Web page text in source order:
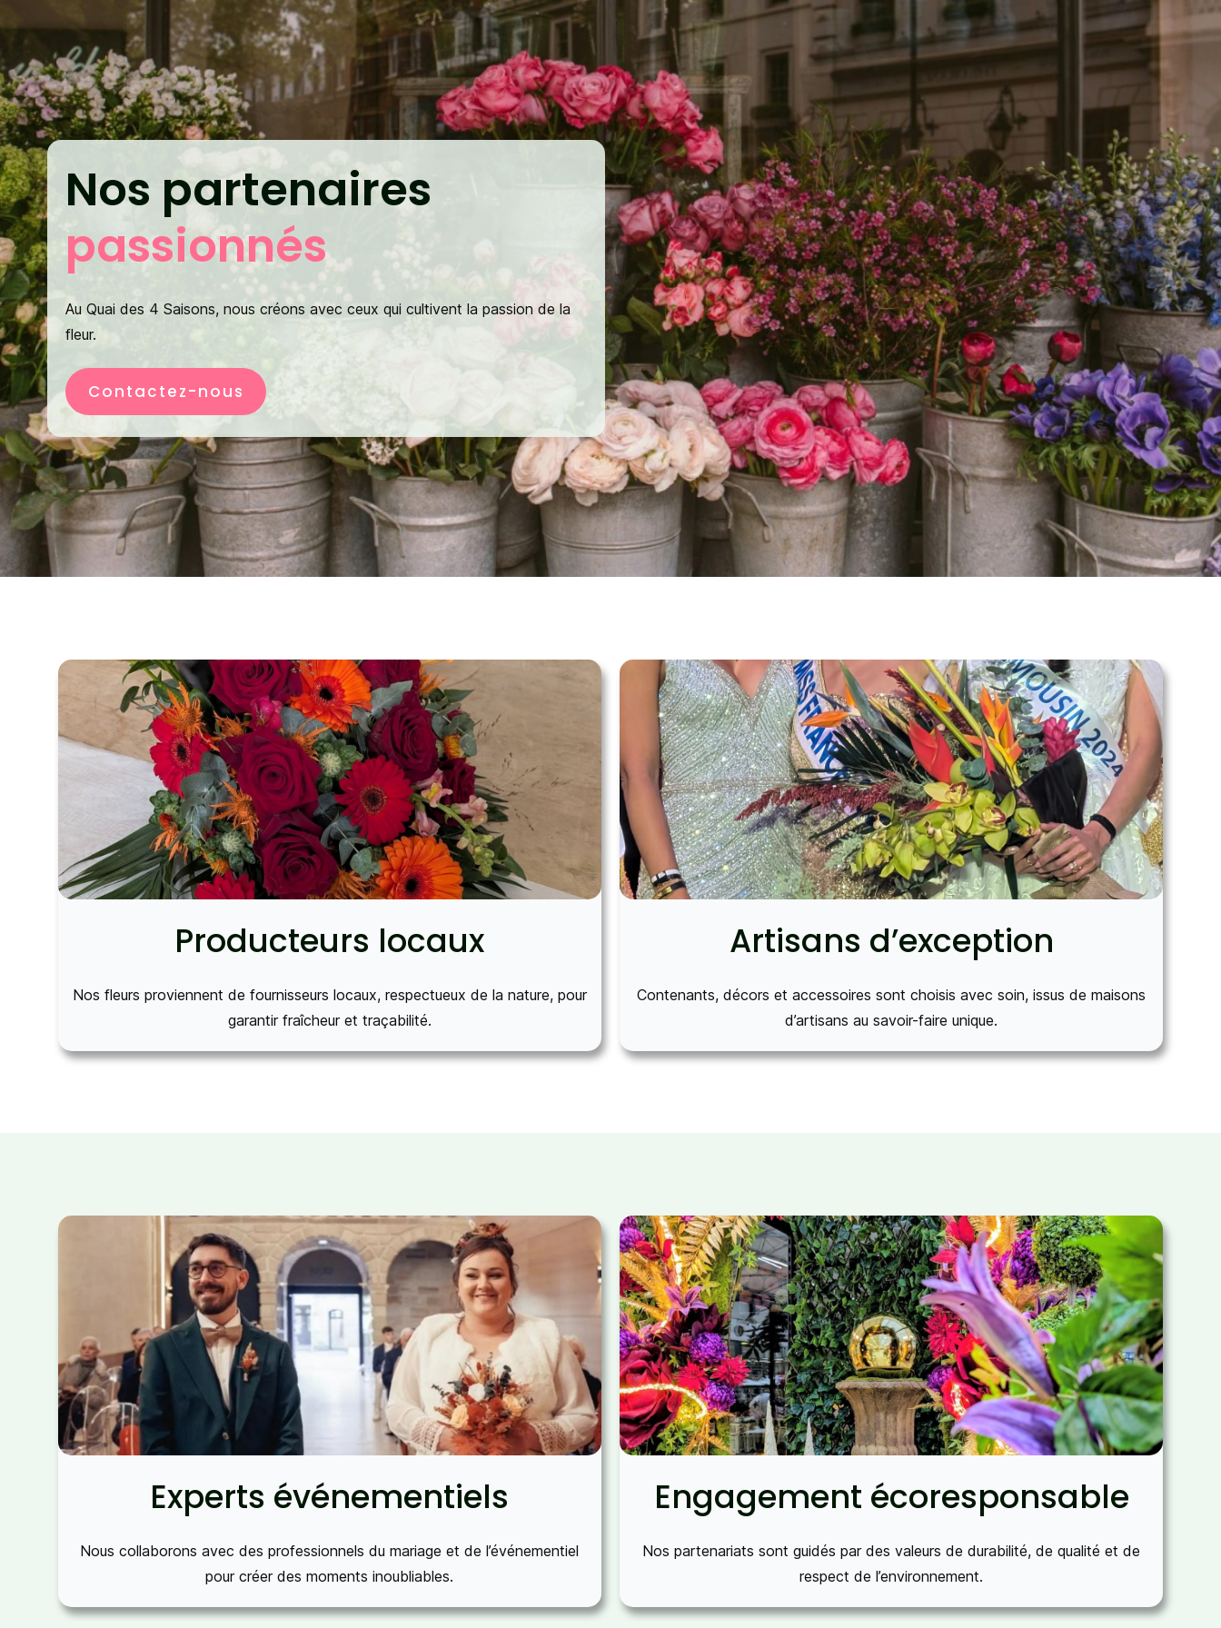
Nos partenaires
passionnés
Au Quai des 4 Saisons, nous créons avec ceux qui cultivent la passion de la
fleur.
Contactez-nous
Producteurs locaux
Nos fleurs proviennent de fournisseurs locaux, respectueux de la nature, pour
garantir fraîcheur et traçabilité.
Artisans d’exception
Contenants, décors et accessoires sont choisis avec soin, issus de maisons
d’artisans au savoir-faire unique.
Experts événementiels
Nous collaborons avec des professionnels du mariage et de l’événementiel
pour créer des moments inoubliables.
Engagement écoresponsable
Nos partenariats sont guidés par des valeurs de durabilité, de qualité et de
respect de l’environnement.